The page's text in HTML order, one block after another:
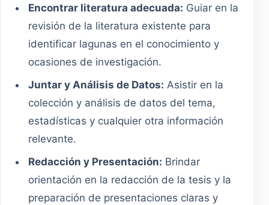
Encontrar literatura adecuada: Guiar en la
revisión de la literatura existente para
identificar lagunas en el conocimiento y
ocasiones de investigación.
Juntar y Análisis de Datos: Asistir en la
colección y análisis de datos del tema,
estadísticas y cualquier otra información
relevante.
Redacción y Presentación: Brindar
orientación en la redacción de la tesis y la
preparación de presentaciones claras y